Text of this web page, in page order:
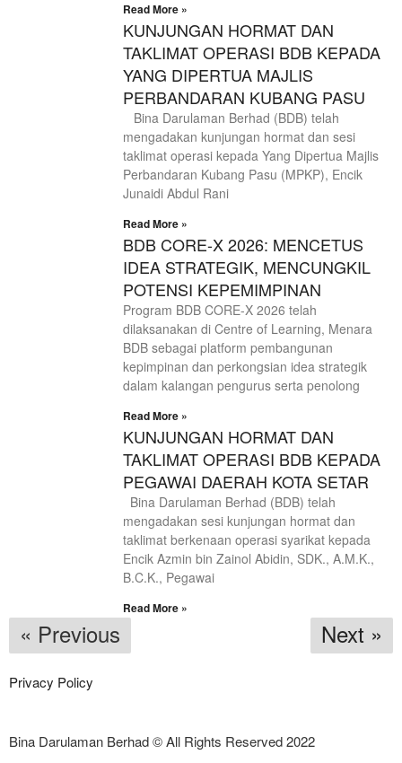
Read More »
KUNJUNGAN HORMAT DAN
TAKLIMAT OPERASI BDB KEPADA
YANG DIPERTUA MAJLIS
PERBANDARAN KUBANG PASU
Bina Darulaman Berhad (BDB) telah
mengadakan kunjungan hormat dan sesi
taklimat operasi kepada Yang Dipertua Majlis
Perbandaran Kubang Pasu (MPKP), Encik
Junaidi Abdul Rani
Read More »
BDB CORE-X 2026: MENCETUS
IDEA STRATEGIK, MENCUNGKIL
POTENSI KEPEMIMPINAN
Program BDB CORE-X 2026 telah
dilaksanakan di Centre of Learning, Menara
BDB sebagai platform pembangunan
kepimpinan dan perkongsian idea strategik
dalam kalangan pengurus serta penolong
Read More »
KUNJUNGAN HORMAT DAN
TAKLIMAT OPERASI BDB KEPADA
PEGAWAI DAERAH KOTA SETAR
Bina Darulaman Berhad (BDB) telah
mengadakan sesi kunjungan hormat dan
taklimat berkenaan operasi syarikat kepada
Encik Azmin bin Zainol Abidin, SDK., A.M.K.,
B.C.K., Pegawai
Read More »
« Previous Next »
Privacy Policy
Bina Darulaman Berhad © All Rights Reserved 2022